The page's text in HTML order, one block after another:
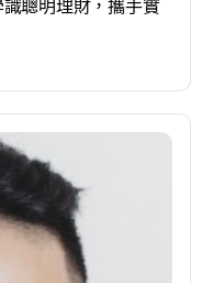
聰明理財，攜手實